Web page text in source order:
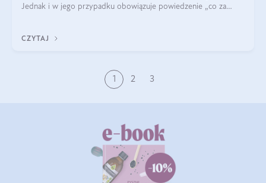
Jednak i w jego przypadku obowiązuje powiedzenie „co za
CZYTAJ
1 2 3